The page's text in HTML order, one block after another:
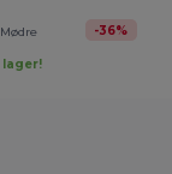
-36%
lager!